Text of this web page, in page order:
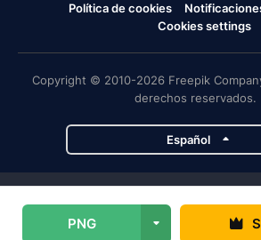
PNG
Política de cookies
Cookies settings
Copyright © 2010-2026 Freepik
derechos reservados.
Español